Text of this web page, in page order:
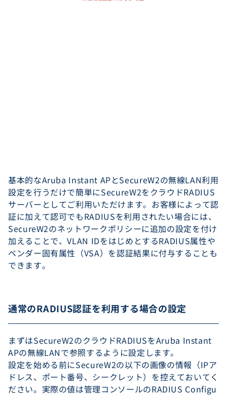
基本的なAruba Instant APとSecureW2の無線LAN利用
設定を行うだけで簡単にSecureW2をクラウドRADIUS
サーバーとしてご利用いただけます。お客様によって認
証に加えて認可でもRADIUSを利用されたい場合には、
SecureW2のネットワークポリシーに追加の設定を付け
加えることで、VLAN IDをはじめとするRADIUS属性や
ベンダー固有属性（VSA）を認証結果に付与することも
できます。
通常のRADIUS認証を利用する場合の設定
まずはSecureW2のクラウドRADIUSをAruba Instant
APの無線LANで参照するように設定します。
設定を始める前にSecureW2の以下の画像の情報（IPア
ドレス、ポート番号、シークレット）を控えておいてく
ださい。実際の値は管理コンソールのRADIUS Configu